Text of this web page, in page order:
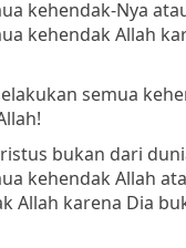
kehendak-Nya
kehendak Allah
semua
bukan dari
kehendak Allah
Allah karena Dia